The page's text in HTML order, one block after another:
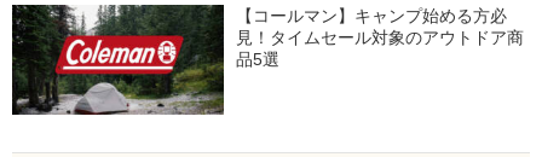
【コールマン】キャンプ始める方必
見！タイムセール対象のアウトドア商
品5選